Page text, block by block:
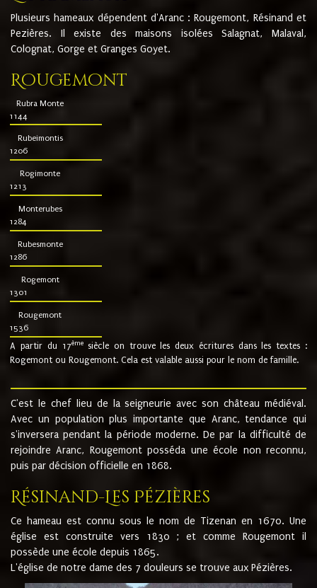
Plusieurs hameaux dépendent d'Aranc : Rougemont, Résinand et
Pezières. Il existe des maisons isolées Salagnat, Malaval,
Colognat, Gorge et Granges Goyet.
Rougemont
Rubra Monte
1144
Rubeimontis
1206
Rogimonte
1213
Monterubes
1284
Rubesmonte
1286
Rogemont
1301
Rougemont
1536
A partir du 17ème siècle on trouve les deux écritures dans les textes :
Rogemont ou Rougemont. Cela est valable aussi pour le nom de famille.
C'est le chef lieu de la seigneurie avec son château médiéval.
Avec un population plus importante que Aranc, tendance qui
s'inversera pendant la période moderne. De par la difficulté de
rejoindre Aranc, Rougemont posséda une école non reconnu,
puis par décision officielle en 1868.
Résinand-Les Pézières
Ce hameau est connu sous le nom de Tizenan en 1670. Une
église est construite vers 1830 ; et comme Rougemont il
possède une école depuis 1865.
L'église de notre dame des 7 douleurs se trouve aux Pézières.